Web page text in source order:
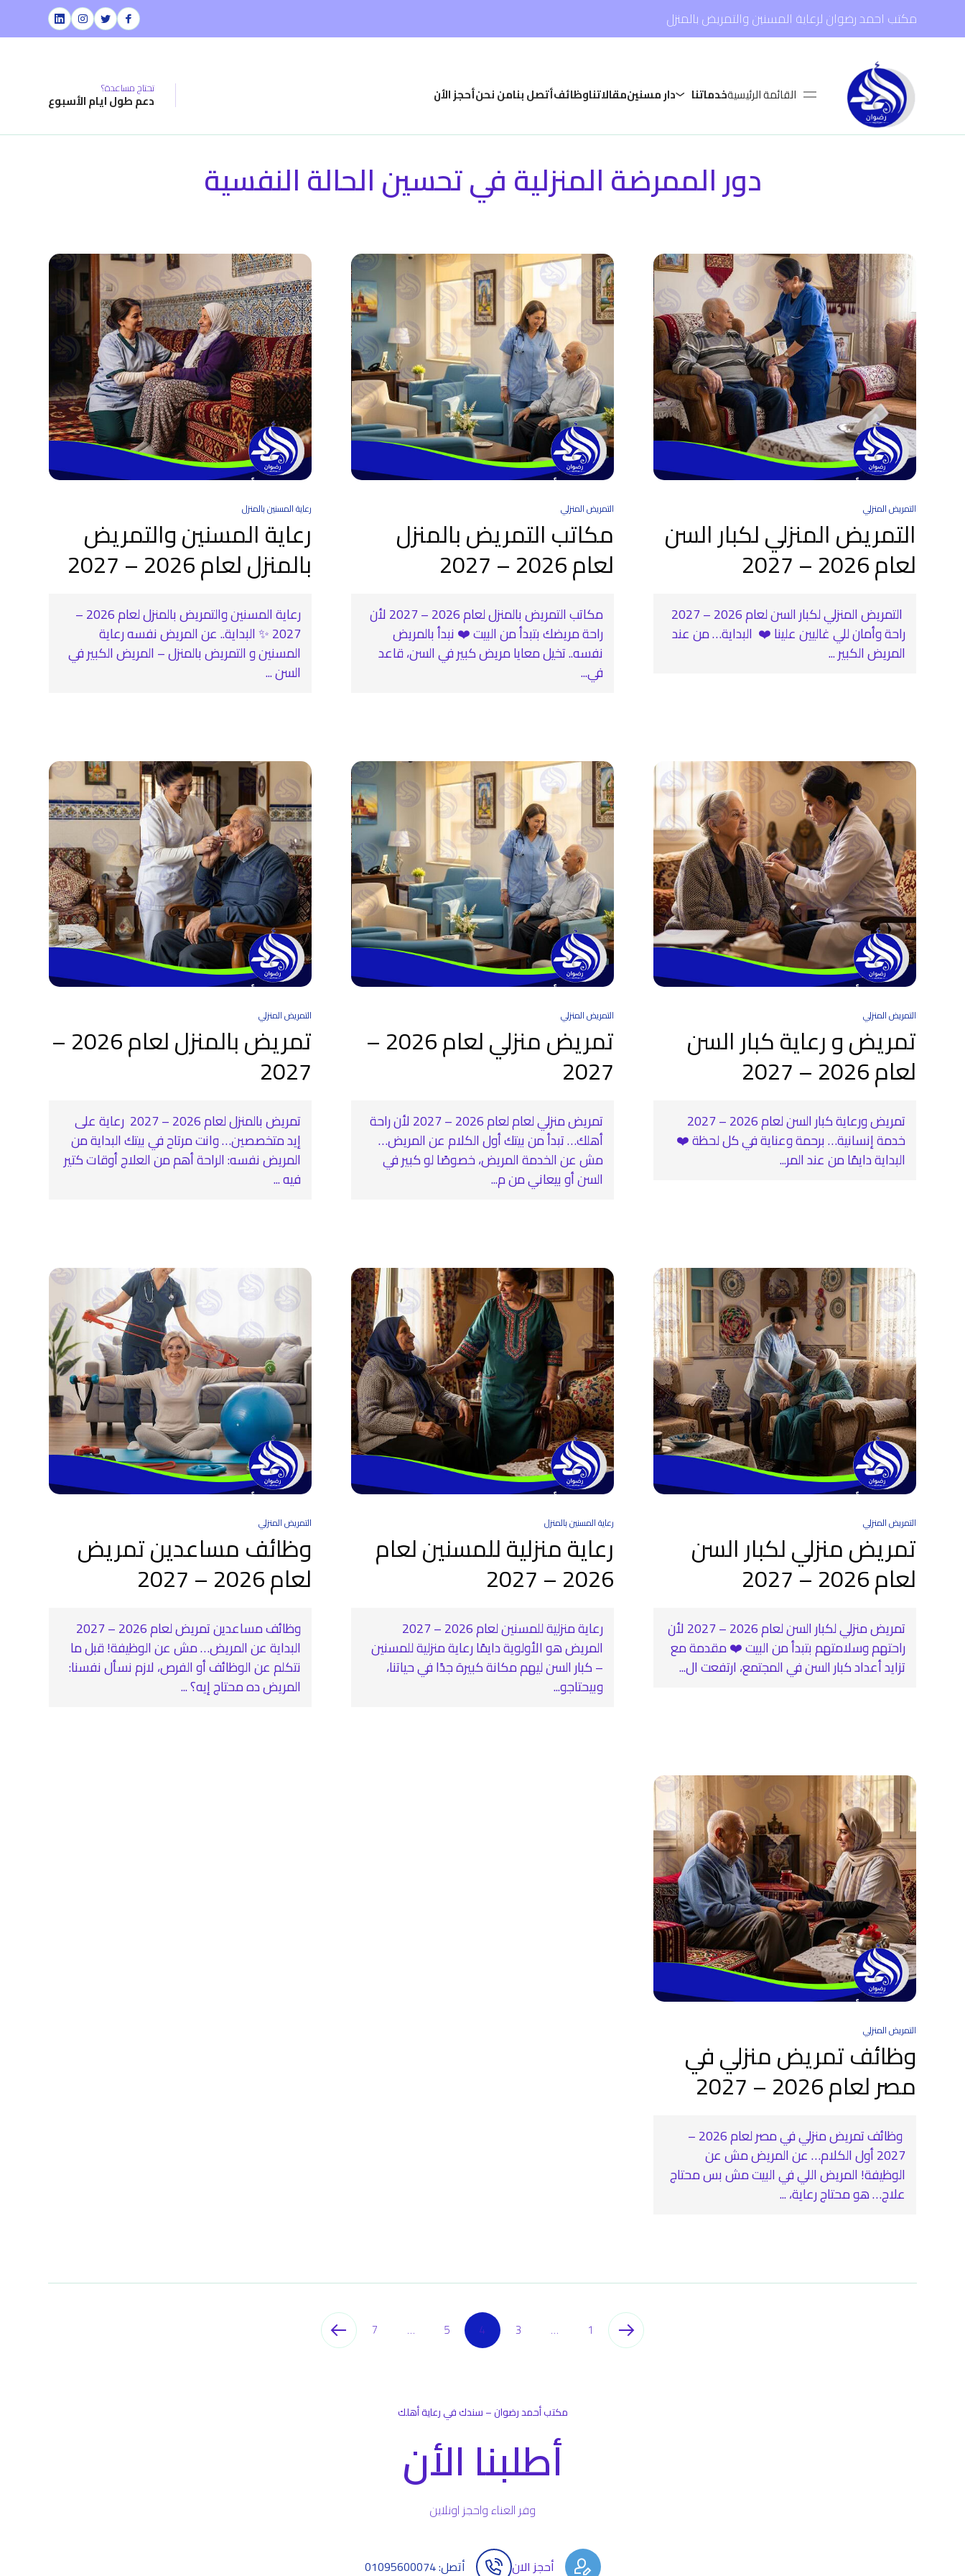
مكتب احمد رضوان لرعاية المسنين والتمريض بالمنزل
القائمة الرئيسيةخدماتنا دار مسنينمقالاتناوظائفأتصل بنامن نحنأحجز الأن تحتاج مساعدة؟
دعم طول ايام الأسبوع
دور الممرضة المنزلية في تحسين الحالة النفسية
التمريض المنزلي
التمريض المنزلي لكبار السن
لعام 2026 – 2027
‍ التمريض المنزلي لكبار السن لعام 2026 – 2027
راحة وأمان للي غاليين علينا ❤️ ️ البداية… من عند
المريض الكبير ...
التمريض المنزلي
مكاتب التمريض بالمنزل
لعام 2026 – 2027
مكاتب التمريض بالمنزل لعام 2026 – 2027 لأن
راحة مريضك بتبدأ من البيت ❤️ نبدأ بالمريض
نفسه.. تخيل معايا مريض كبير في السن، قاعد
في...
رعاية المسنين بالمنزل
رعاية المسنين والتمريض
بالمنزل لعام 2026 – 2027
رعاية المسنين والتمريض بالمنزل لعام 2026 –
2027 ✨ البداية.. عن المريض نفسه رعاية
المسنين و التمريض بالمنزل – المريض الكبير في
السن ...
التمريض المنزلي
تمريض و رعاية كبار السن
لعام 2026 – 2027
تمريض ورعاية كبار السن لعام 2026 – 2027
خدمة إنسانية… برحمة وعناية في كل لحظة ❤️‍ ️
البداية دايمًا من عند المر...
التمريض المنزلي
تمريض منزلي لعام 2026 –
2027
تمريض منزلي لعام لعام 2026 – 2027 لأن راحة
أهلك… تبدأ من بيتك أول الكلام عن المريض…
مش عن الخدمة المريض، خصوصًا لو كبير في
السن أو بيعاني من م...
التمريض المنزلي
تمريض بالمنزل لعام 2026 –
2027
تمريض بالمنزل لعام 2026 – 2027 ‍ رعاية على
إيد متخصصين… وانت مرتاح في بيتك البداية من
المريض نفسه: الراحة أهم من العلاج أوقات كتير
فيه ...
التمريض المنزلي
تمريض منزلي لكبار السن
لعام 2026 – 2027
تمريض منزلي لكبار السن لعام 2026 – 2027 لأن
راحتهم وسلامتهم بتبدأ من البيت ❤️ مقدمة مع
تزايد أعداد كبار السن في المجتمع، ارتفعت ال...
رعاية المسنين بالمنزل
رعاية منزلية للمسنين لعام
2026 – 2027
رعاية منزلية للمسنين لعام 2026 – 2027
المريض هو الأولوية دايمًا رعاية منزلية للمسنين
– كبار السن ليهم مكانة كبيرة جدًا في حياتنا،
وبيحتاجو...
التمريض المنزلي
وظائف مساعدين تمريض
لعام 2026 – 2027
وظائف مساعدين تمريض لعام 2026 – 2027
البداية عن المريض… مش عن الوظيفة! قبل ما
نتكلم عن الوظائف أو الفرص، لازم نسأل نفسنا:
المريض ده محتاج إيه؟ ...
التمريض المنزلي
وظائف تمريض منزلي في
مصر لعام 2026 – 2027
‍ وظائف تمريض منزلي في مصر لعام 2026 –
2027 أول الكلام… عن المريض مش عن
الوظيفة! المريض اللي في البيت مش بس محتاج
علاج… هو محتاج رعاية، ...
1
…
3
4
5
…
7
مكتب أحمد رضوان – سندك في رعاية أهلك
أطلبنا الأن
وفر العناء واحجز اونلاين
أحجز الان أتصل: 01095600074